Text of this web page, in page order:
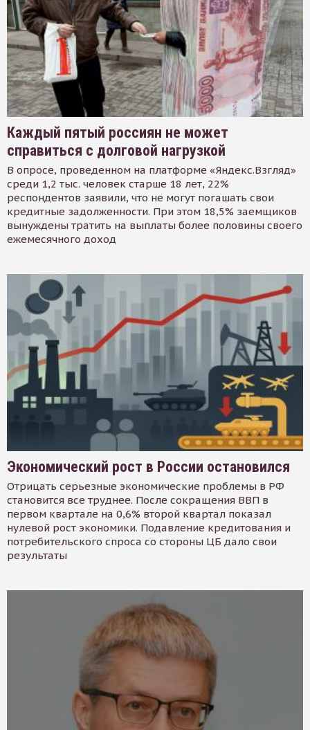
Каждый пятый россиян не может
справиться с долговой нагрузкой
В опросе, проведенном на платформе «Яндекс.Взгляд»
среди 1,2 тыс. человек старше 18 лет, 22%
респондентов заявили, что не могут погашать свои
кредитные задолженности. При этом 18,5% заемщиков
вынуждены тратить на выплаты более половины своего
ежемесячного доход
Экономический рост в России остановился
Отрицать серьезные экономические проблемы в РФ
становится все труднее. После сокращения ВВП в
первом квартале на 0,6% второй квартал показал
нулевой рост экономики. Подавление кредитования и
потребительского спроса со стороны ЦБ дало свои
результаты